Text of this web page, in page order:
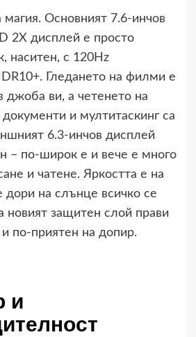
магия. Основният 7.6-инчов
2X дисплей е просто
наситен, с 120Hz
Гледането на филми е
джоба ви, а четенето на
и мултитаскинг са
6.3-инчов дисплей
– по-широк е и вече е много
и чатене. Яркостта е на
дори на слънце всичко се
новият защитен слой прави
по-приятен на допир.
и